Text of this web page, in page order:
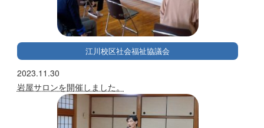
江川校区社会福祉協議会
2023.11.30
岩屋サロンを開催しました。